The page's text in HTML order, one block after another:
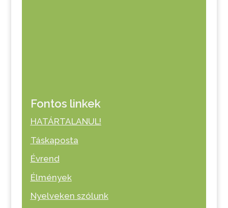
Fontos linkek
HATÁRTALANUL!
Táskaposta
Évrend
Élmények
Nyelveken szólunk